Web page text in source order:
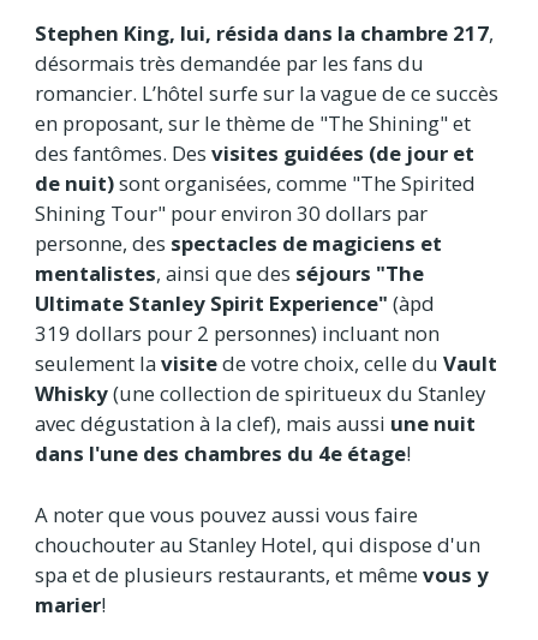
Stephen King, lui, résida dans la chambre 217,
désormais très demandée par les fans du
romancier. L’hôtel surfe sur la vague de ce succès
en proposant, sur le thème de "The Shining" et
des fantômes. Des visites guidées (de jour et
de nuit)sont organisées, comme "The Spirited
Shining Tour" pour environ 30 dollars par
personne, des spectacles de magiciens et
mentalistes, ainsi que des séjours "The
Ultimate Stanley Spirit Experience" (àpd
319 dollars pour 2 personnes) incluant non
seulement lavisitede votre choix, celle du Vault
Whisky(une collection de spiritueux du Stanley
avec dégustation à la clef), mais aussi une nuit
dans l'une des chambres du 4e étage!
A noter que vous pouvez aussi vous faire
chouchouter au Stanley Hotel, qui dispose d'un
spa et de plusieurs restaurants, et même vous y
marier!